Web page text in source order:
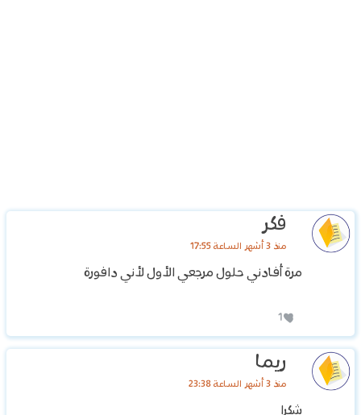
فكر
منذ 3 أشهر الساعة 17:55
مرة أفادني حلول مرجعي الأول لأني دافورة
1
ريما
منذ 3 أشهر الساعة 23:38
شكرا